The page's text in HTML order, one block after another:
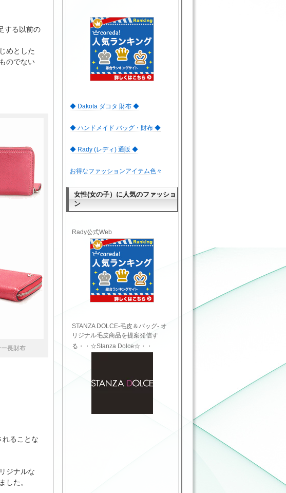
する以前の
めとした
のでない
長財布
れることな
ジナルな
した。
◆ Dakota ダコタ 財布 ◆
◆ ハンドメイド バッグ・財布 ◆
◆ Rady (レディ) 通販 ◆
お得なファッションアイテム色々
女性(女の子）に人気のファッショ
ン
Rady公式Web
STANZA DOLCE-毛皮＆バッグ- オ
リジナル毛皮商品を提案発信す
る・・☆Stanza Dolce☆・・